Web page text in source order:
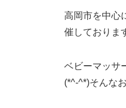
高岡市を中心
催しておりま
ベビーマッサ
(*^-^*)そんな